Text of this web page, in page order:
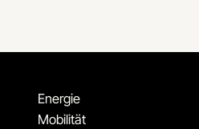
Energie
Mobilität